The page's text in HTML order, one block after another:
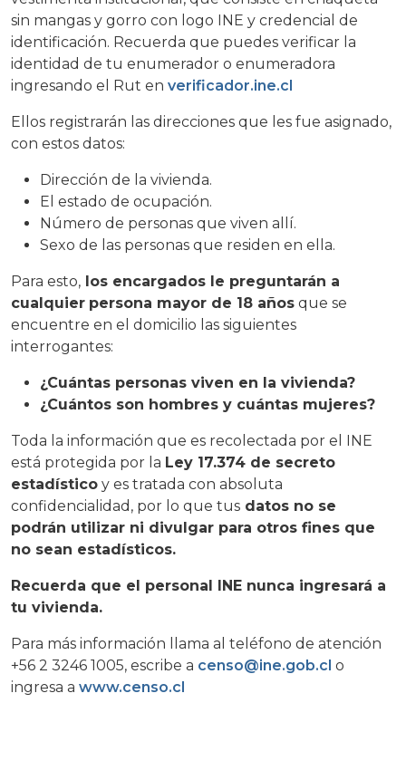
sin mangas y gorro con logo INE y credencial de
identificación. Recuerda que puedes verificar la
identidad de tu enumerador o enumeradora
ingresando el Rut en verificador.ine.cl
Ellos registrarán las direcciones que les fue asignado,
con estos datos:
Dirección de la vivienda.
El estado de ocupación.
Número de personas que viven allí.
Sexo de las personas que residen en ella.
Para esto, los encargados le preguntarán a
cualquier persona mayor de 18 años que se
encuentre en el domicilio las siguientes
interrogantes:
¿Cuántas personas viven en la vivienda?
¿Cuántos son hombres y cuántas mujeres?
Toda la información que es recolectada por el INE
está protegida por la Ley 17.374 de secreto
estadístico y es tratada con absoluta
confidencialidad, por lo que tus datos no se
podrán utilizar ni divulgar para otros fines que
no sean estadísticos.
Recuerda que el personal INE nunca ingresará a
tu vivienda.
Para más información llama al teléfono de atención
+56 2 3246 1005, escribe a censo@ine.gob.cl o
ingresa a www.censo.cl